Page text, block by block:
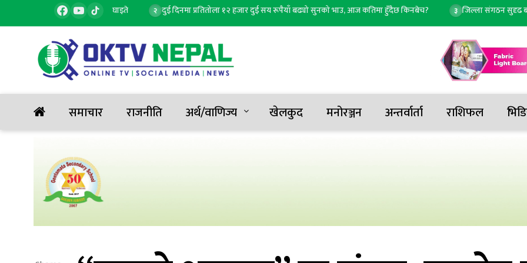
बस दुर्घटना, १ जनाको मृत्यु, ६ घाइते २ दुई दिनमा प्रतितोला १२ हजार दुई सय रूपैयाँ बढ्यो सुनको भाउ, आज कतिमा हुँदैछ किनबेच? जिल्ला संगठन सुदृढ बनाउने
समाचार राजनीति अर्थ/वाणिज्य खेलकुद मनोरञ्जन अन्तर्वार्ता राशिफल